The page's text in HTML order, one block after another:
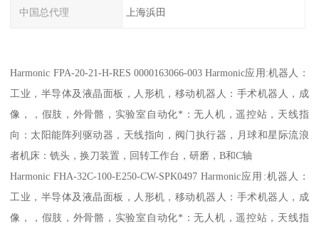
中国总代理 上海浜田
Harmonic FPA-20-21-H-RES 0000163066-003 Harmonic应用:机器人：
工业，半导体及液晶面板，人形机，移动机器人：手术机器人，成
像，，假肢，外骨骼，实验室自动化*：无人机，遥控站，天线指
向：太阳能阵列驱动器，天线指向，阀门执行器，月球和星际流浪
者机床：铣头，换刀装置，回转工作台，研磨，B和C轴
Harmonic FHA-32C-100-E250-CW-SPK0497 Harmonic应用:机器人：
工业，半导体及液晶面板，人形机，移动机器人：手术机器人，成
像，，假肢，外骨骼，实验室自动化*：无人机，遥控站，天线指